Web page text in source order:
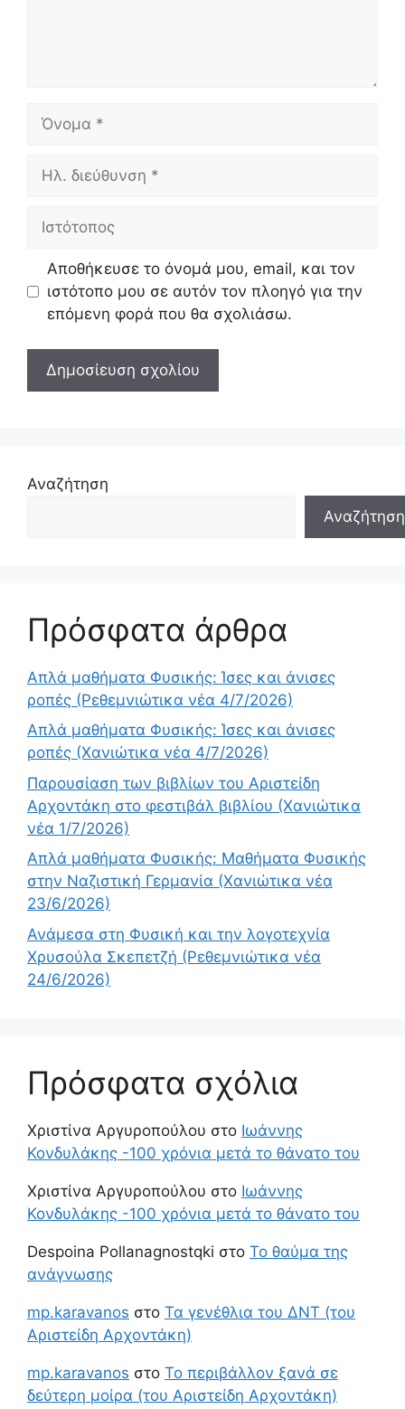
Όνομα
Ηλ.
Ιστότοπος
Αποθήκευσε το όνομά μου, email, και τον
ιστότοπο μου σε αυτόν τον πλοηγό για την
επόμενη φορά που θα σχολιάσω.
Αναζήτηση
Αναζήτηση
Πρόσφατα άρθρα
Απλά μαθήματα Φυσικής: Ίσες και άνισες
ροπές (Ρεθεμνιώτικα νέα 4/7/2026)
Απλά μαθήματα Φυσικής: Ίσες και άνισες
ροπές (Χανιώτικα νέα 4/7/2026)
Παρουσίαση των βιβλίων του Αριστείδη
Αρχοντάκη στο φεστιβάλ βιβλίου (Χανιώτικα
νέα 1/7/2026)
Απλά μαθήματα Φυσικής: Μαθήματα Φυσικής
στην Ναζιστική Γερμανία (Χανιώτικα νέα
23/6/2026)
Ανάμεσα στη Φυσική και την λογοτεχνία
Χρυσούλα Σκεπετζή (Ρεθεμνιώτικα νέα
24/6/2026)
Πρόσφατα σχόλια
Χριστίνα Αργυροπούλου στο Ιωάννης
Κονδυλάκης -100 χρόνια μετά το θάνατο του
Χριστίνα Αργυροπούλου στο Ιωάννης
Κονδυλάκης -100 χρόνια μετά το θάνατο του
Despoina Pollanagnostqki στο Το θαύμα της
ανάγνωσης
mp.karavanos στο Τα γενέθλια του ΔΝΤ (του
Αριστείδη Αρχοντάκη)
mp.karavanos στο Το περιβάλλον ξανά σε
δεύτερη μοίρα (του Αριστείδη Αρχοντάκη)